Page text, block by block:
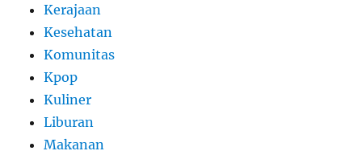
Kerajaan
Kesehatan
Komunitas
Kpop
Kuliner
Liburan
Makanan